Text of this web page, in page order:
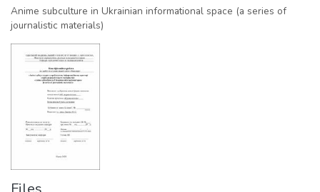
Anime subculture in Ukrainian informational space (a series of
journalistic materials)